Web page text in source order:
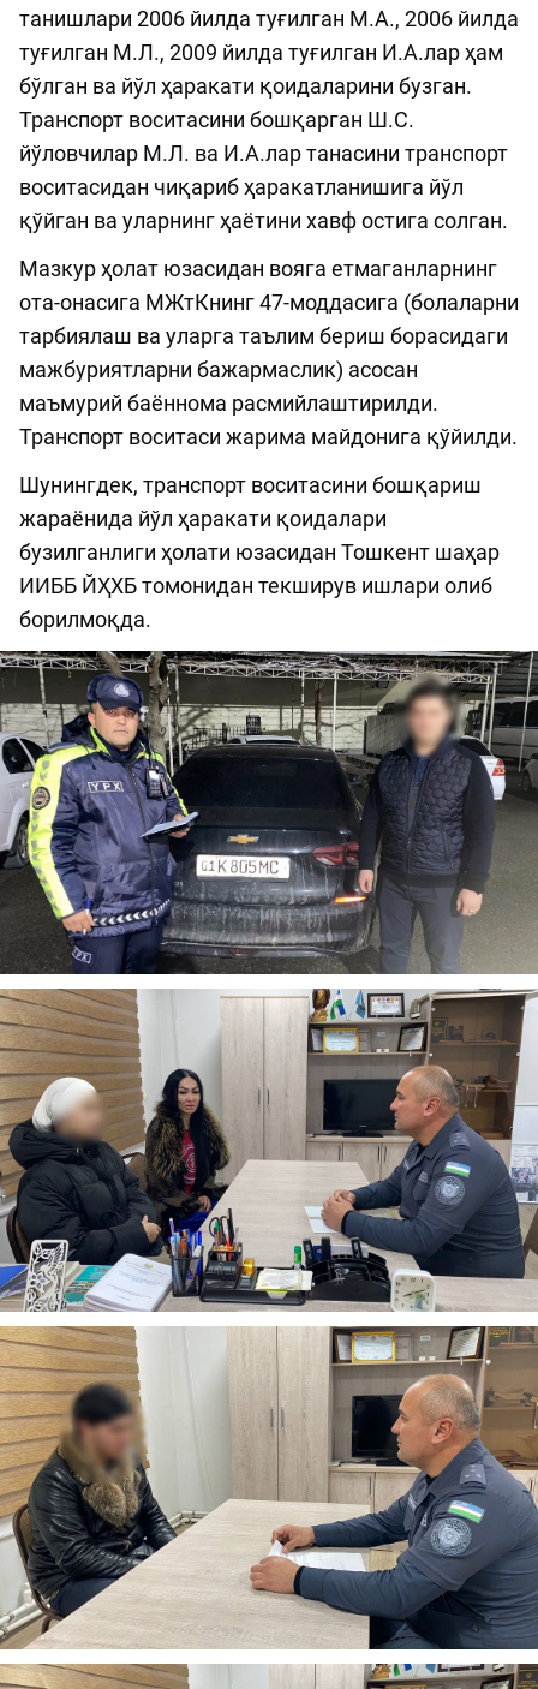
танишлари 2006 йилда туғилган М.А., 2006 йилда
туғилган М.Л., 2009 йилда туғилган И.А.лар ҳам
бўлган ва йўл ҳаракати қоидаларини бузган.
Транспорт воситасини бошқарган Ш.С.
йўловчилар М.Л. ва И.А.лар танасини транспорт
воситасидан чиқариб ҳаракатланишига йўл
қўйган ва уларнинг ҳаётини хавф остига солган.
Мазкур ҳолат юзасидан вояга етмаганларнинг
ота-онасига МЖтКнинг 47-моддасига (болаларни
тарбиялаш ва уларга таълим бериш борасидаги
мажбуриятларни бажармаслик) асосан
маъмурий баённома расмийлаштирилди.
Транспорт воситаси жарима майдонига қўйилди.
Шунингдек, транспорт воситасини бошқариш
жараёнида йўл ҳаракати қоидалари
бузилганлиги ҳолати юзасидан Тошкент шаҳар
ИИББ ЙҲХБ томонидан текширув ишлари олиб
борилмоқда.